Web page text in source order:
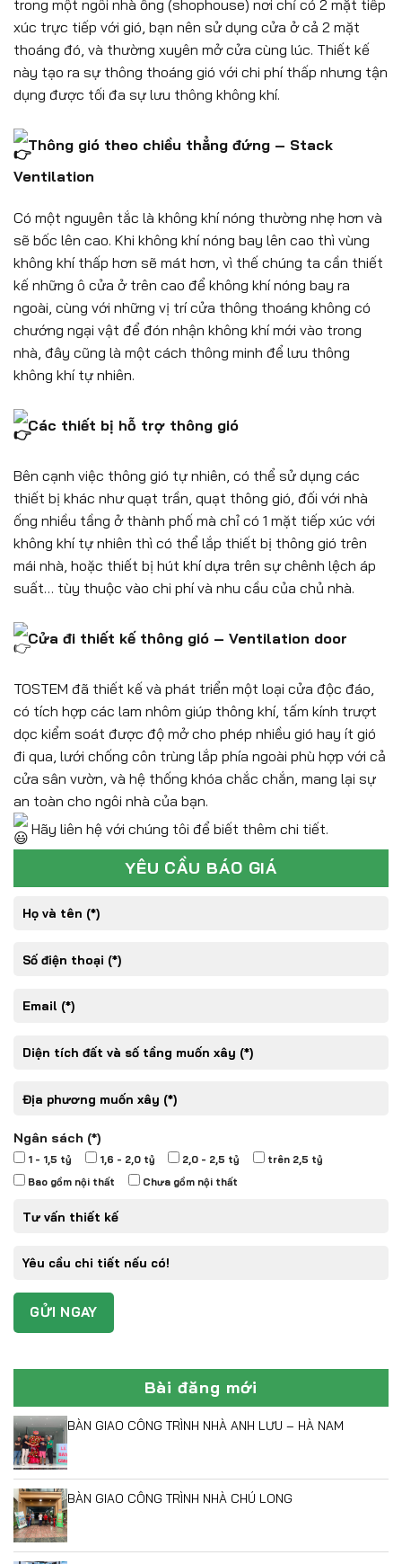
trong một ngôi nhà ống (shophouse) nơi chỉ có 2 mặt tiếp
xúc trực tiếp với gió, bạn nên sử dụng cửa ở cả 2 mặt
thoáng đó, và thường xuyên mở cửa cùng lúc. Thiết kế
này tạo ra sự thông thoáng gió với chi phí thấp nhưng tận
dụng được tối đa sự lưu thông không khí.
Thông gió theo chiều thẳng đứng – Stack
Ventilation
Có một nguyên tắc là không khí nóng thường nhẹ hơn và
sẽ bốc lên cao. Khi không khí nóng bay lên cao thì vùng
không khí thấp hơn sẽ mát hơn, vì thế chúng ta cần thiết
kế những ô cửa ở trên cao để không khí nóng bay ra
ngoài, cùng với những vị trí cửa thông thoáng không có
chướng ngại vật để đón nhận không khí mới vào trong
nhà, đây cũng là một cách thông minh để lưu thông
không khí tự nhiên.
Các thiết bị hỗ trợ thông gió
Bên cạnh việc thông gió tự nhiên, có thể sử dụng các
thiết bị khác như quạt trần, quạt thông gió, đối với nhà
ống nhiều tầng ở thành phố mà chỉ có 1 mặt tiếp xúc với
không khí tự nhiên thì có thể lắp thiết bị thông gió trên
mái nhà, hoặc thiết bị hút khí dựa trên sự chênh lệch áp
suất… tùy thuộc vào chi phí và nhu cầu của chủ nhà.
Cửa đi thiết kế thông gió – Ventilation door
TOSTEM đã thiết kế và phát triển một loại cửa độc đáo,
có tích hợp các lam nhôm giúp thông khí, tấm kính trượt
dọc kiểm soát được độ mở cho phép nhiều gió hay ít gió
đi qua, lưới chống côn trùng lắp phía ngoài phù hợp với cả
cửa sân vườn, và hệ thống khóa chắc chắn, mang lại sự
an toàn cho ngôi nhà của bạn.
Hãy liên hệ với chúng tôi để biết thêm chi tiết.
YÊU CẦU BÁO GIÁ
Ngân sách (*)
1 - 1,5 tỷ 1,6 - 2,0 tỷ 2,0 - 2,5 tỷ
trên 2,5 tỷ
Bao gồm nội thất
Chưa gồm nội thất
Bài đăng mới
BÀN GIAO CÔNG TRÌNH NHÀ ANH LƯU – HÀ NAM
BÀN GIAO CÔNG TRÌNH NHÀ CHÚ LONG